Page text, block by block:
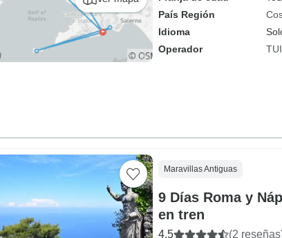
País Región
Idioma
Operador
Maravillas Antiguas
9 Días Roma y
en tren
4.5 (2